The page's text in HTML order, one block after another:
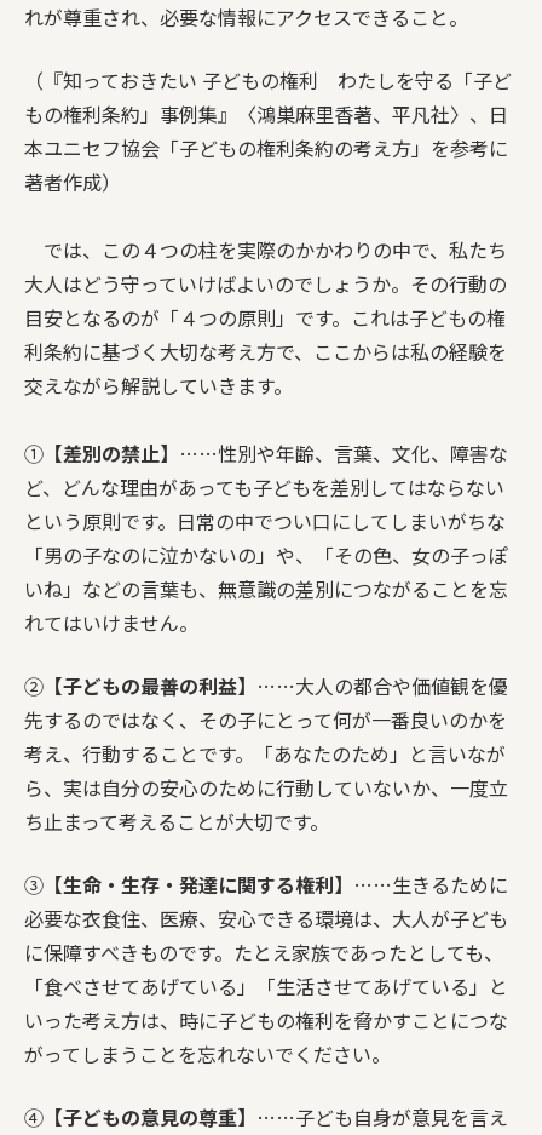
れが尊重され、必要な情報にアクセスできること。
（『知っておきたい 子どもの権利 わたしを守る「子ど
もの権利条約」事例集』〈鴻巣麻里香著、平凡社〉、日
本ユニセフ協会「子どもの権利条約の考え方」を参考に
著者作成）
では、この４つの柱を実際のかかわりの中で、私たち
大人はどう守っていけばよいのでしょうか。その行動の
目安となるのが「４つの原則」です。これは子どもの権
利条約に基づく大切な考え方で、ここからは私の経験を
交えながら解説していきます。
① 【差別の禁止】 ……性別や年齢、言葉、文化、障害な
ど、どんな理由があっても子どもを差別してはならない
という原則です。日常の中でつい口にしてしまいがちな
「男の子なのに泣かないの」や、「その色、女の子っぽ
いね」などの言葉も、無意識の差別につながることを忘
れてはいけません。
② 【子どもの最善の利益】 ……大人の都合や価値観を優
先するのではなく、その子にとって何が一番良いのかを
考え、行動することです。「あなたのため」と言いなが
ら、実は自分の安心のために行動していないか、一度立
ち止まって考えることが大切です。
③ 【生命・生存・発達に関する権利】 ……生きるために
必要な衣食住、医療、安心できる環境は、大人が子ども
に保障すべきものです。たとえ家族であったとしても、
「食べさせてあげている」「生活させてあげている」と
いった考え方は、時に子どもの権利を脅かすことにつな
がってしまうことを忘れないでください。
④ 【子どもの意見の尊重】 ……子ども自身が意見を言え